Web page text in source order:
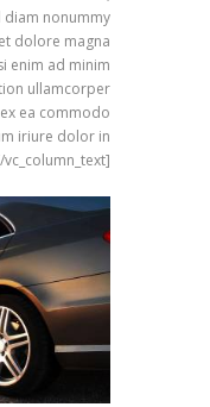
diam nonummy
dolore magna
enim ad minim
ullamcorper
ea commodo
iriure dolor in